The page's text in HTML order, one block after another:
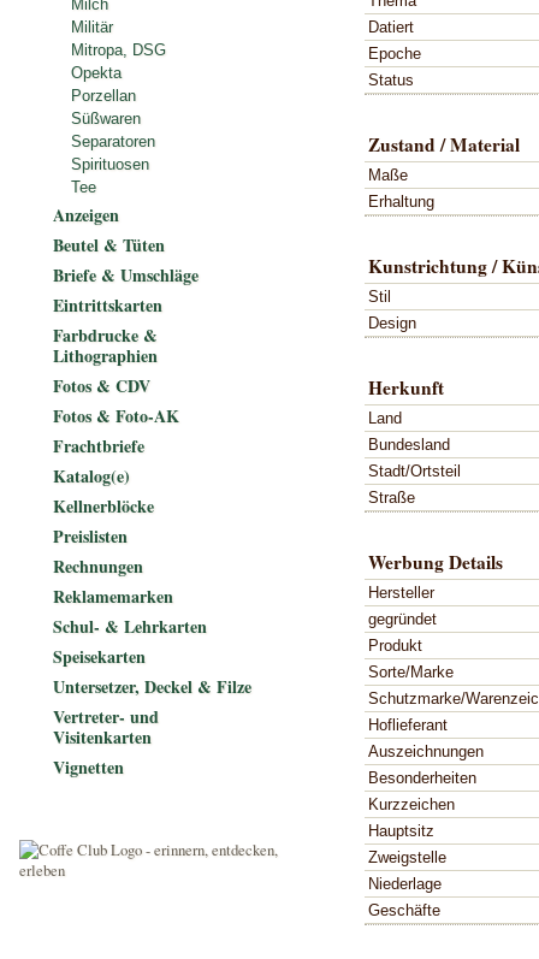
Datiert
Epoche
Status
Zustand / Material
Maße
Erhaltung
Kunstrichtung /
Stil
Design
Herkunft
Land
Bundesland
Stadt/Ortsteil
Straße
Werbung Details
Hersteller
gegründet
Produkt
Sorte/Marke
Schutzmarke/
Hoflieferant
Auszeichnungen
Besonderheiten
Kurzzeichen
Hauptsitz
Zweigstelle
Niederlage
Geschäfte
Milch
Militär
Mitropa, DSG
Opekta
Porzellan
Süßwaren
Separatoren
Spirituosen
Tee
Anzeigen
Beutel & Tüten
Briefe & Umschläge
Eintrittskarten
Farbdrucke &
Lithographien
Fotos & CDV
Fotos & Foto-AK
Frachtbriefe
Katalog(e)
Kellnerblöcke
Preislisten
Rechnungen
Reklamemarken
Schul- & Lehrkarten
Speisekarten
Untersetzer, Deckel & Filze
Vertreter- und
Visitenkarten
Vignetten